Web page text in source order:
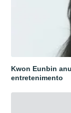
Kwon Eunbin
entretenimento